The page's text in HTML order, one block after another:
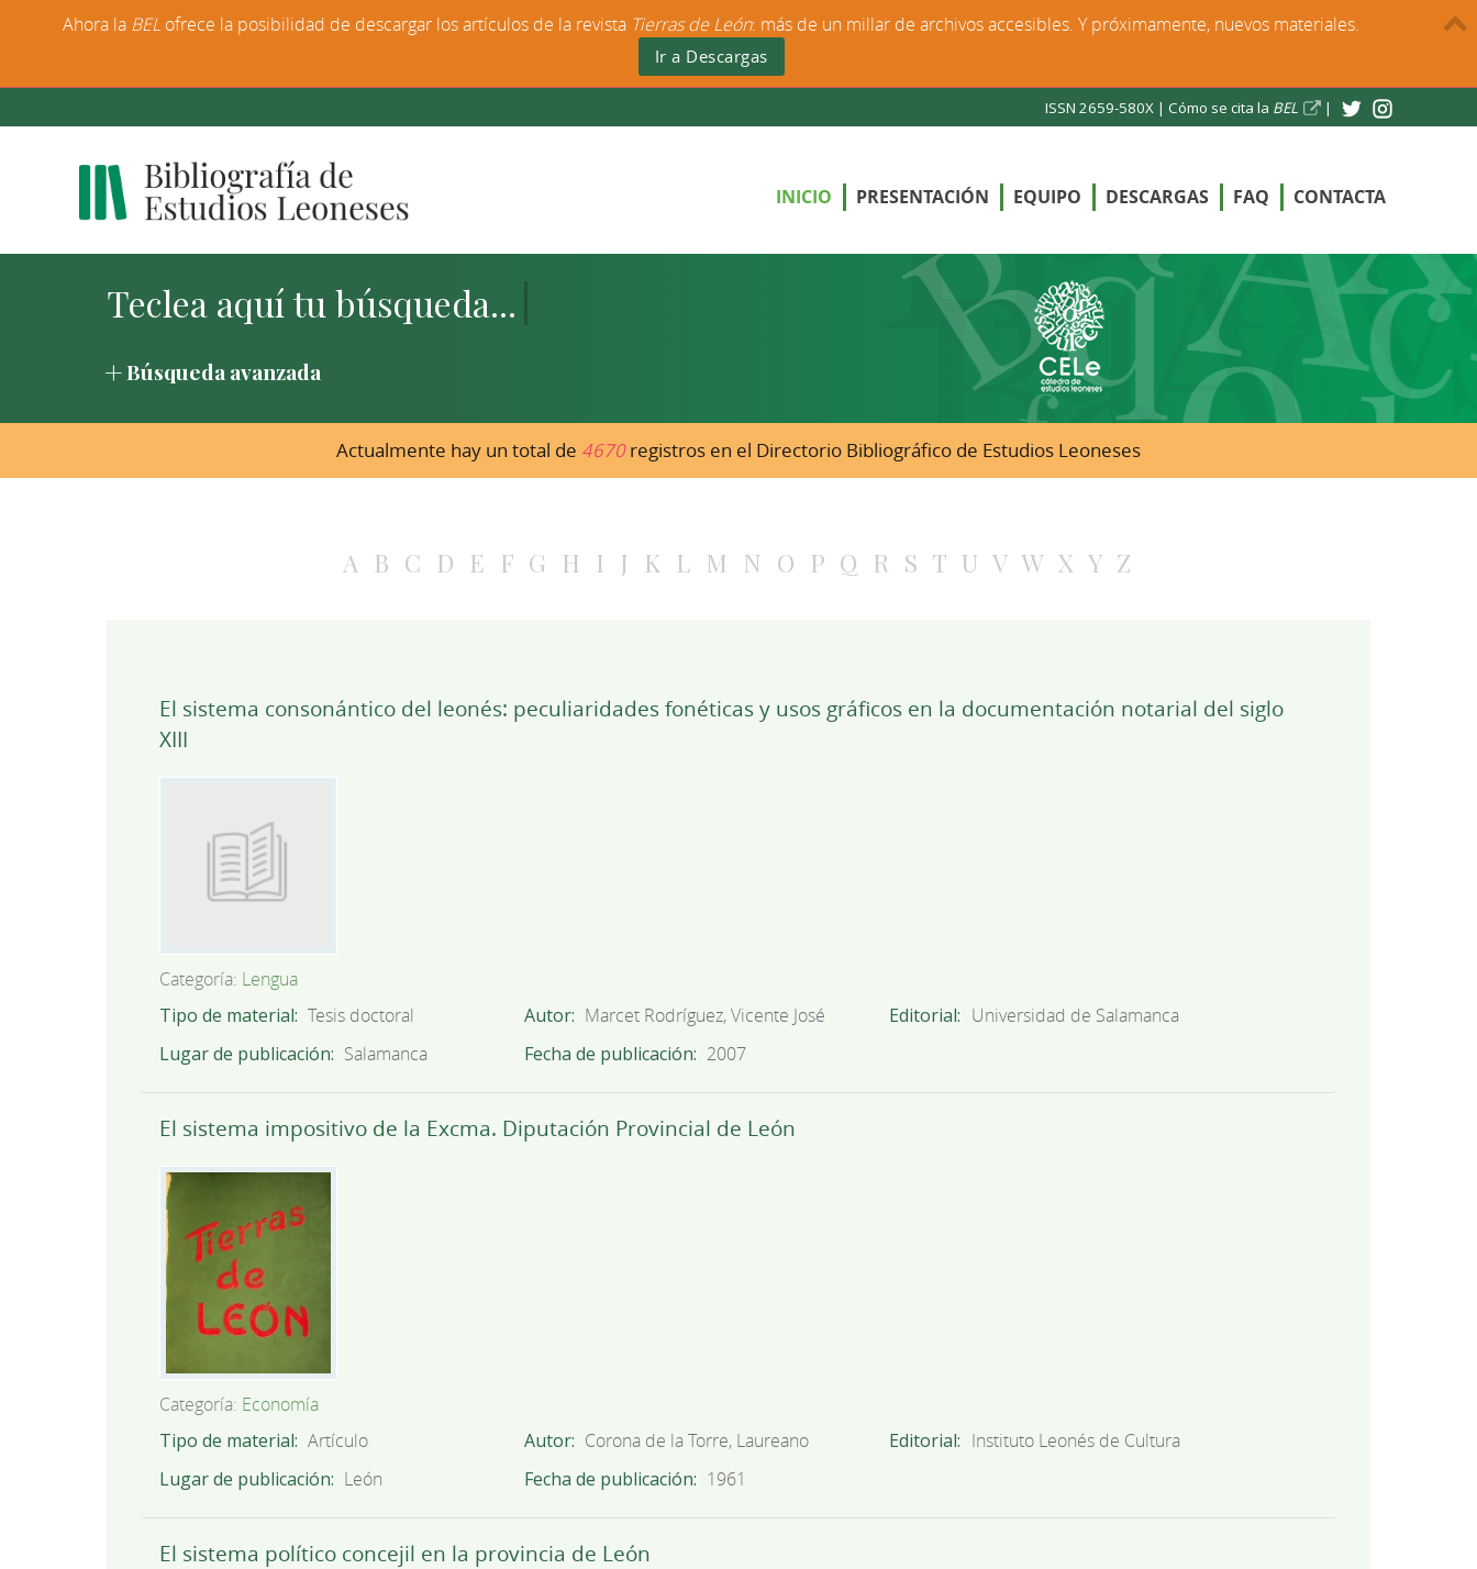
ISSN 2659-580X | Cómo se cita la BEL |
INICIO PRESENTACIÓN EQUIPO DESCARGAS FAQ CONTACTA
Búsqueda avanzada
Actualmente hay un total de 4670registros en el Directorio Bibliográfico de Estudios Leoneses
A B C D E F G H I J K L M N O P Q R S T U V W X Y Z
El sistema consonántico del leonés: peculiaridades fonéticas y usos gráficos en la documentación notarial del siglo
XIII
Categoría: Lengua
Tipo de material Tesis doctoral Autor Marcet Rodríguez, Vicente José Editorial
Universidad de Salamanca
Lugar de publicación
Salamanca Fecha de publicación 2007
El sistema impositivo de la Excma. Diputación Provincial de León
Categoría: Economía
Tipo de material Artículo Autor Corona de la Torre, Laureano Editorial
Instituto Leonés de Cultura
Lugar de publicación
León Fecha de publicación 1961
El sistema político concejil en la provincia de León
Ahora la BEL ofrece la posibilidad de descargar los artículos de la revista Tierras de León: más de un millar de archivos accesibles. Y próximamente, nuevos materiales.
Ir a Descargas